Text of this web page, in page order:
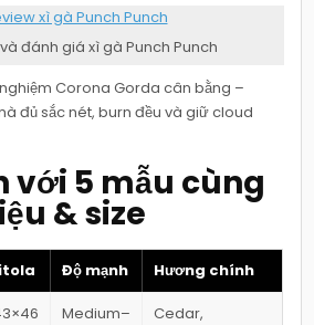
đánh giá xì gà Punch Punch
Corona Gorda cân bằng –
đủ sắc nét, burn đều và giữ cloud
với 5 mẫu cùng
& size
Độ mạnh Hương chính
Medium–
Cedar,